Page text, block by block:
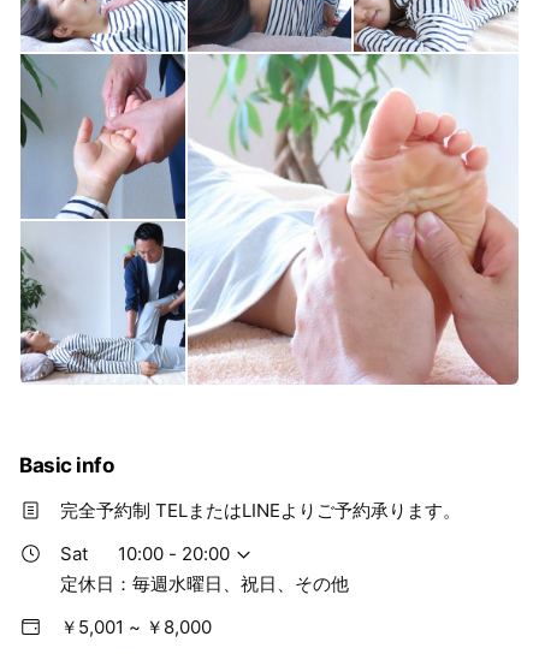
Basic info
完全予約制 TELまたはLINEよりご予約承ります。
Sat
10:00 - 20:00
定休日：毎週水曜日、祝日、その他
￥5,001 ~ ￥8,000